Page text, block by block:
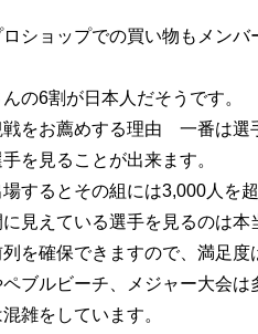
ショップでの買い物もメン
の6割が日本人だそうです。
をお薦めする理由 一番は選
を見ることが出来ます。
するとその組には3,000人を
見えている選手を見るのは本
を確保できますので、満足
ブルビーチ、メジャー大会
雑をしています。